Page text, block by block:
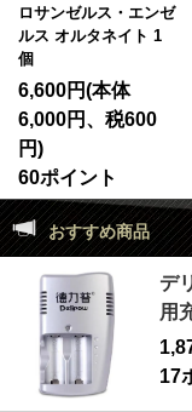
ロサンゼルス・エンゼ
ルス オルタネイト 1
個
6,600円(本体
6,000円、税600
円)
60ポイント
おすすめ商品
デ
用
17